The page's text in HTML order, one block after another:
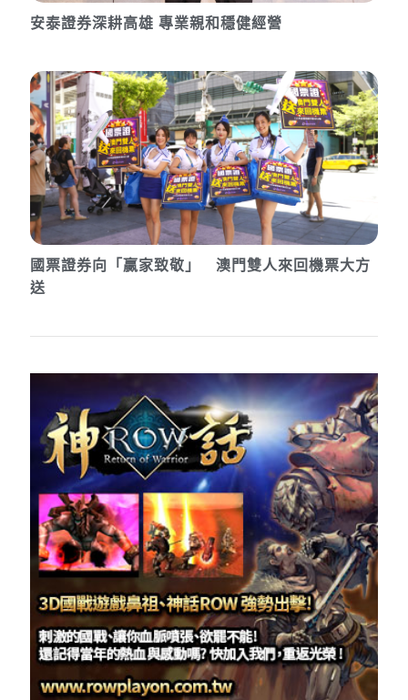
安泰證券深耕高雄 專業親和穩健經營
國票證券向「贏家致敬」 澳門雙人來回機票大方
送